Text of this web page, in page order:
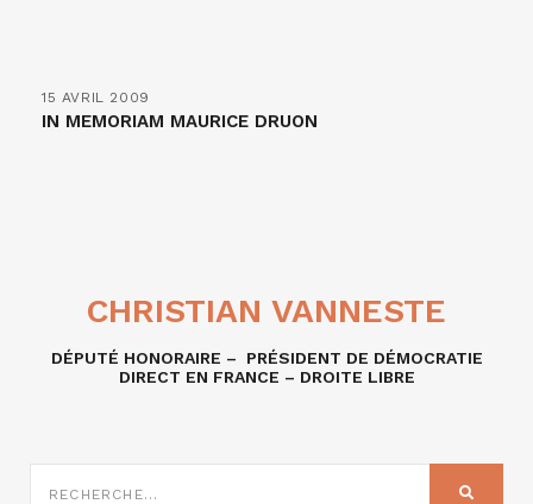
15 AVRIL 2009
IN MEMORIAM MAURICE DRUON
CHRISTIAN VANNESTE
DÉPUTÉ HONORAIRE – PRÉSIDENT DE DÉMOCRATIE
DIRECT EN FRANCE – DROITE LIBRE
SUR